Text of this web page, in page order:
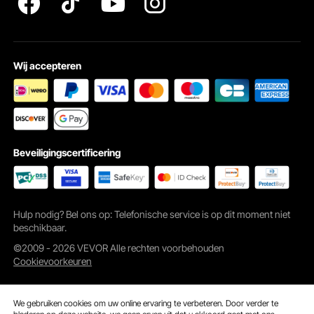
Wij accepteren
Beveiligingscertificering
Hulp nodig? Bel ons op: Telefonische service is op dit moment niet
beschikbaar.
©2009 - 2026 VEVOR Alle rechten voorbehouden
Cookievoorkeuren
We gebruiken cookies om uw online ervaring te verbeteren. Door verder te